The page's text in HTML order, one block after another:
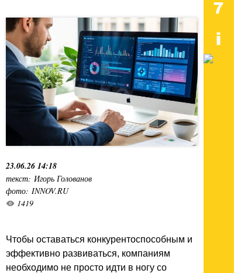
23.06.26 14:18
текст: Игорь Голованов
фото: INNOV.RU
1419
Чтобы оставаться конкурентоспособным и
эффективно развиваться, компаниям
необходимо не просто идти в ногу со